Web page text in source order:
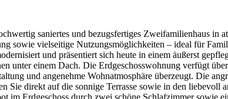
saniertes und bezugsfertiges Zweifamilienhaus in
sowie vielseitige Nutzungsmöglichkeiten – ideal für
und präsentiert sich heute in einem äußerst
unter einem Dach. Die Erdgeschosswohnung verfügt
und angenehme Wohnatmosphäre überzeugt. Die
Sie direkt auf die sonnige Terrasse sowie in den
im Erdgeschoss durch zwei schöne Schlafzimmer